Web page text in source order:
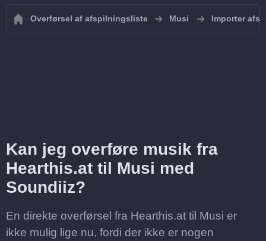
Overførsel af afspilningsliste Musi Importer
Kan jeg overføre musik fra
Hearthis.at til Musi med
Soundiiz?
En direkte overførsel fra Hearthis.at til Musi er
ikke mulig lige nu, fordi der ikke er nogen